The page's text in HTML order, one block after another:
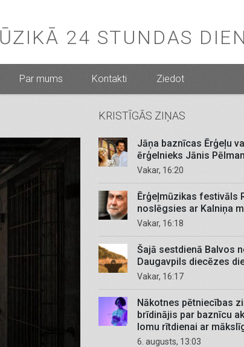
24 STUNDAS
Par mums Kontakti Ziedot
KRISTĪGĀS ZIŅAS
Jāņa baznīcas Ērģeļu
ērģelnieks Jānis
Vakar, 16:20
Ērģeļmūzikas festivāls
noslēgsies ar Kalniņa
Vakar, 16:18
Šajā sestdienā Balvos
Daugavpils diecēzes
Vakar, 16:17
Nākotnes pētniecības
brīdinājis par baznīcu
lomu rītdienai ar
6. augusts, 13:03